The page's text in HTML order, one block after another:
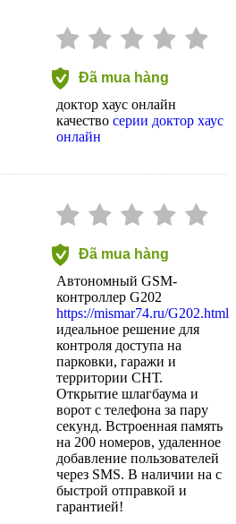
Đã mua hàng
доктор хаус онлайн
качество серии доктор хаус
онлайн
Đã mua hàng
Автономный GSM-
контроллер G202
https://mismar74.ru/G202.html
идеальное решение для
контроля доступа на
парковки, гаражи и
территории СНТ.
Открытие шлагбаума и
ворот с телефона за пару
секунд. Встроенная память
на 200 номеров, удаленное
добавление пользователей
через SMS. В наличии на с
быстрой отправкой и
гарантией!